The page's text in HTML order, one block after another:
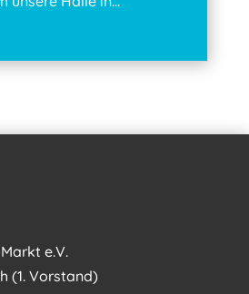
e.V.
(1. Vorstand)